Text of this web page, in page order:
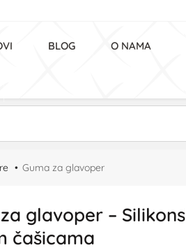
BLOG O NAMA
Guma za glavoper
glavoper –
čašicama